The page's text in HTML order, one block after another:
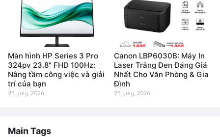
Màn hình HP Series 3 Pro
324pv 23.8" FHD 100Hz:
Nâng tầm công việc và giải
trí của bạn
25 July, 2026
Canon LBP6030B: Máy In
Laser Trắng Đen Đáng Giá
Nhất Cho Văn Phòng & Gia
Đình
25 July, 2026
Main Tags